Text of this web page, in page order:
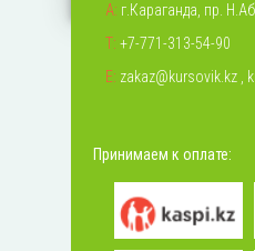
А: г.Караганда, пр.
Т: +7-771-313-54-90
Е: zakaz@kursovik.kz ,
Принимаем к оплате: